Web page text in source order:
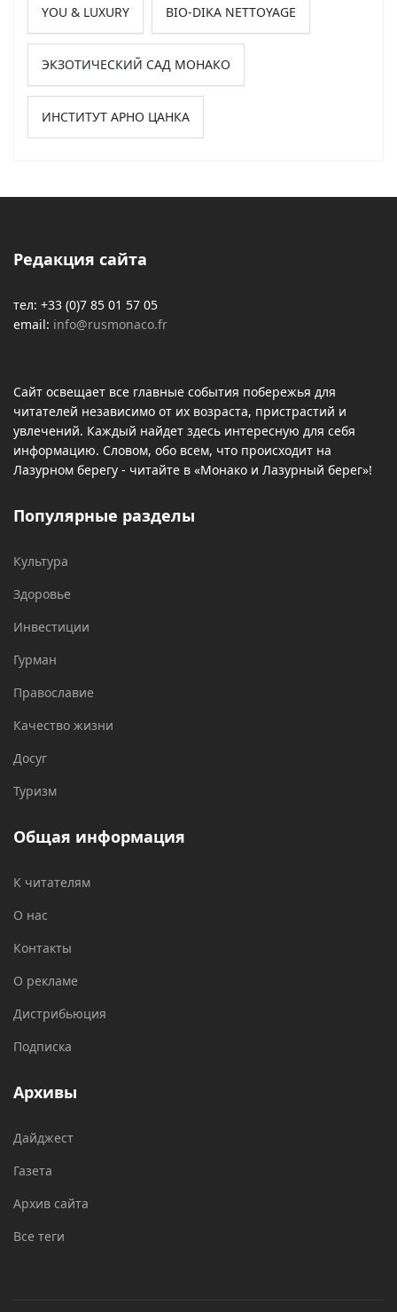
YOU & LUXURY BIO-DIKA NETTOYAGE
ЭКЗОТИЧЕСКИЙ САД МОНАКО
ИНСТИТУТ АРНО ЦАНКА
Редакция сайта
тел: +33 (0)7 85 01 57 05
email: info@rusmonaco.fr
Сайт освещает все главные события побережья для
читателей независимо от их возраста, пристрастий и
увлечений. Каждый найдет здесь интересную для себя
информацию. Словом, обо всем, что происходит на
Лазурном берегу - читайте в «Монако и Лазурный берег»!
Популярные разделы
Культура
Здоровье
Инвестиции
Гурман
Православие
Качество жизни
Досуг
Туризм
Общая информация
К читателям
О нас
Контакты
О рекламе
Дистрибьюция
Подписка
Архивы
Дайджест
Газета
Архив сайта
Все теги